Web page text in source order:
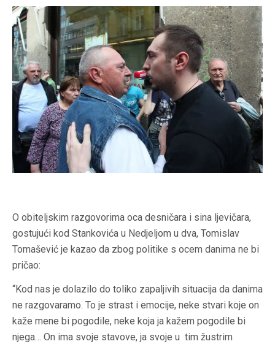
O obiteljskim razgovorima oca desničara i sina ljevičara,
gostujući kod Stankovića u Nedjeljom u dva, Tomislav
Tomašević je kazao da zbog politike s ocem danima ne bi
pričao:
“Kod nas je dolazilo do toliko zapaljivih situacija da danima
ne razgovaramo. To je strast i emocije, neke stvari koje on
kaže mene bi pogodile, neke koja ja kažem pogodile bi
njega… On ima svoje stavove, ja svoje u tim žustrim